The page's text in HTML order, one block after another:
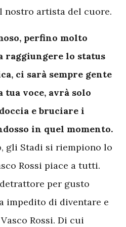
nostro artista del cuore.
perfino molto
raggiungere lo status
ci sarà sempre gente
tua voce, avrà solo
e bruciare i
in quel momento.
gli Stadi si riempiono lo
Rossi piace a tutti.
per gusto
impedito di diventare e
Rossi. Di cui